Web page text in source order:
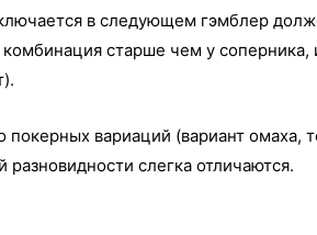
в следующем гэмблер
старше чем у
вариаций (вариант омаха,
слегка отличаются.